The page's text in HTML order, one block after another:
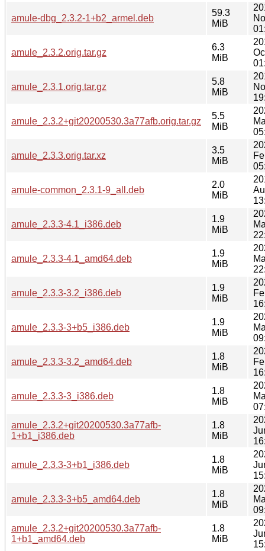
amule-dbg_2.3.2-1+b2_armel.deb
59.3
MiB
amule_2.3.2.orig.tar.gz
6.3
MiB
amule_2.3.1.orig.tar.gz
5.8
MiB
amule_2.3.2+git20200530.3a77afb.orig.tar.gz
5.5
MiB
amule_2.3.3.orig.tar.xz
3.5
MiB
amule-common_2.3.1-9_all.deb
2.0
MiB
amule_2.3.3-4.1_i386.deb
1.9
MiB
amule_2.3.3-4.1_amd64.deb
1.9
MiB
amule_2.3.3-3.2_i386.deb
1.9
MiB
amule_2.3.3-3+b5_i386.deb
1.9
MiB
amule_2.3.3-3.2_amd64.deb
1.8
MiB
amule_2.3.3-3_i386.deb
1.8
MiB
amule_2.3.2+git20200530.3a77afb-
1+b1_i386.deb
1.8
MiB
amule_2.3.3-3+b1_i386.deb
1.8
MiB
amule_2.3.3-3+b5_amd64.deb
1.8
MiB
amule_2.3.2+git20200530.3a77afb-
1+b1_amd64.deb
1.8
MiB